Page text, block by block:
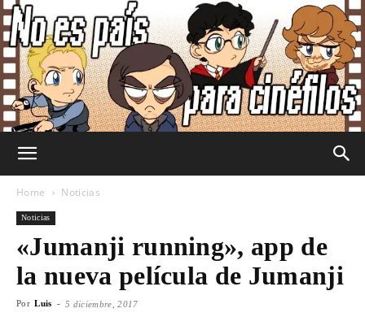
Es
Home Noticias
Noticias
«Jumanji running», app de
la nueva película de Jumanji
Por Luis - 5 diciembre, 2017